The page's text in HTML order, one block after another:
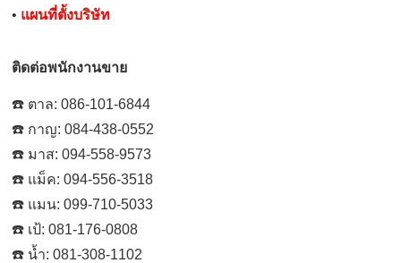
• แผนที่ตั้งบริษัท
ติดต่อพนักงานขาย
☎️ ตาล: 086-101-6844
☎️ กาญ: 084-438-0552
☎️ มาส: 094-558-9573
☎️ แม็ค: 094-556-3518
☎️ แมน: 099-710-5033
☎️ เป้: 081-176-0808
☎️ น้ำ: 081-308-1102